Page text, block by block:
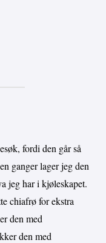
fordi den går så
ganger lager jeg den
jeg har i kjøleskapet.
chiafrø for ekstra
den med
den med